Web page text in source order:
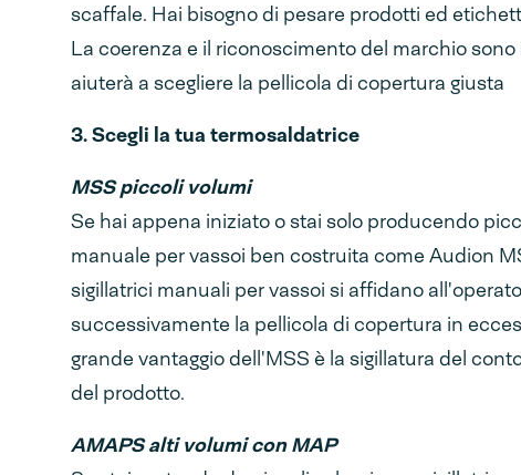
scaffale. Hai bisogno di pesare prodotti ed
La coerenza e il riconoscimento del marchio
aiuterà a scegliere la pellicola di copertura giusta
3. Scegli la tua termosaldatrice
MSS piccoli volumi
Se hai appena iniziato o stai solo producendo
manuale per vassoi ben costruita come Audion
sigillatrici manuali per vassoi si affidano
successivamente la pellicola di copertura in
grande vantaggio dell'MSS è la sigillatura del
del prodotto.
AMAPS alti volumi con MAP